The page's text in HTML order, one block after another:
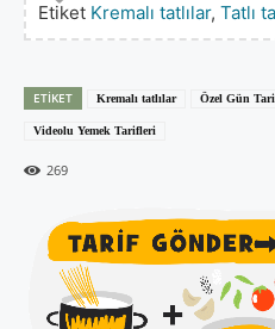
Etiket Kremalı tatlılar, Tatlı
ETIKET Kremalı tatlılar Özel Gün
Videolu Yemek Tarifleri
269